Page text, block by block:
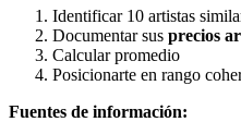
Identificar 10 artistas
Documentar sus precios
Calcular promedio
Posicionarte en rango
Fuentes de información: